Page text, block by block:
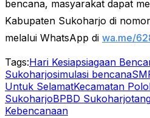
bencana, masyarakat dapat
Kabupaten Sukoharjo di
melalui WhatsApp di wa.me/
Tags:Hari Kesiapsiagaan
Sukoharjosimulasi bencana
Untuk SelamatKecamatan
SukoharjoBPBD Sukoharjo
Kebencanaan